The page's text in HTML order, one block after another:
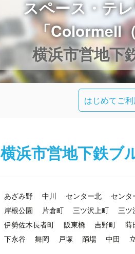
スペース・テ
「Colormell
横浜市営地下
はじめてご
横浜市営地下鉄ブ
あざみ野 中川 センター北 センタ
岸根公園
片倉町 三ツ沢上町 三ツ
伊勢佐木長者町
阪東橋 吉野町 蒔
下永谷
舞岡 戸塚 踊場 中田